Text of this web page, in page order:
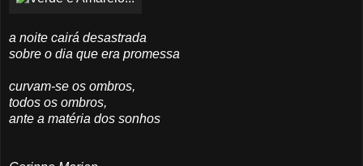
a noite cairá desastrada
sobre o dia que era promessa
curvam-se os ombros,
todos os ombros,
ante a matéria dos sonhos